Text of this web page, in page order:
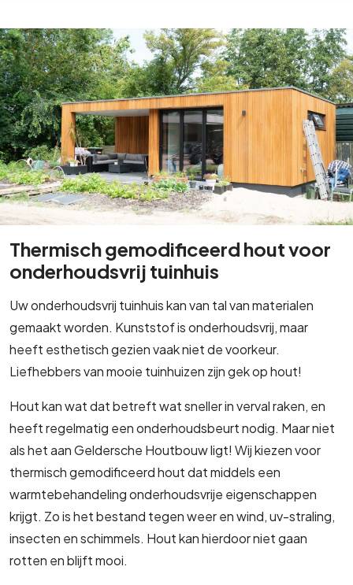
Thermisch gemodificeerd hout voor
onderhoudsvrij tuinhuis
Uw onderhoudsvrij tuinhuis kan van tal van materialen
gemaakt worden. Kunststof is onderhoudsvrij, maar
heeft esthetisch gezien vaak niet de voorkeur.
Liefhebbers van mooie tuinhuizen zijn gek op hout!
Hout kan wat dat betreft wat sneller in verval raken, en
heeft regelmatig een onderhoudsbeurt nodig. Maar niet
als het aan Geldersche Houtbouw ligt! Wij kiezen voor
thermisch gemodificeerd hout dat middels een
warmtebehandeling onderhoudsvrije eigenschappen
krijgt. Zo is het bestand tegen weer en wind, uv-straling,
insecten en schimmels. Hout kan hierdoor niet gaan
rotten en blijft mooi.